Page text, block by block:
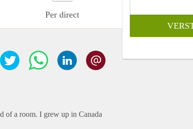
Per direct
of a room. I grew up in Canada